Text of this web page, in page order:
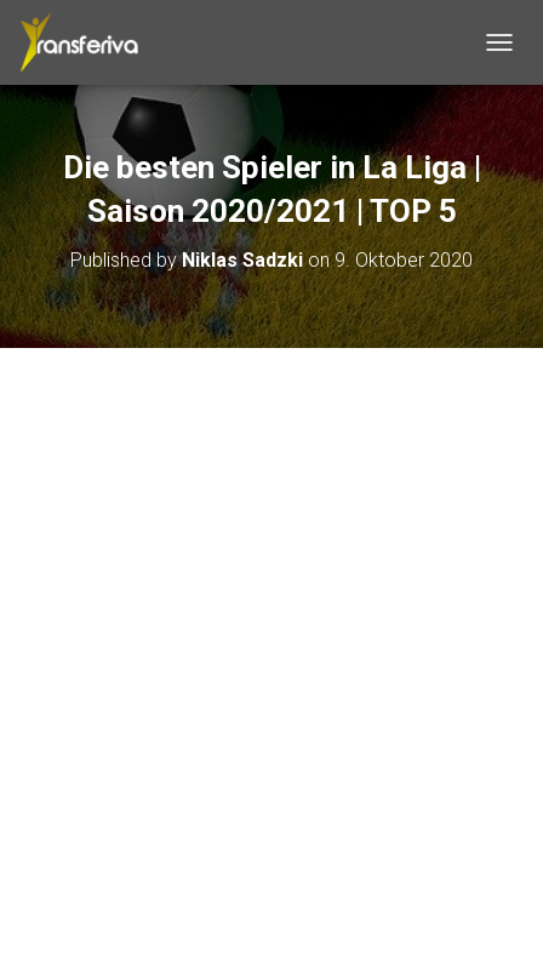
O
G
E
N
A
V
I
G
A
T
Die besten Spieler in La Liga |
Saison 2020/2021 | TOP 5
Published byNiklas Sadzkion9. Oktober 2020